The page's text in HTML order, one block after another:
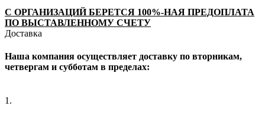
С ОРГАНИЗАЦИЙ БЕРЕТСЯ 100%-НАЯ ПРЕДОПЛАТА
ПО ВЫСТАВЛЕННОМУ СЧЕТУ
Доставка
Наша компания осуществляет доставку по вторникам,
четвергам и субботам в пределах:
1.